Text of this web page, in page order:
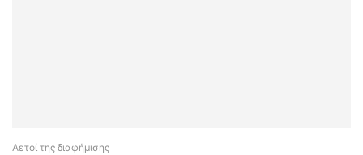
Αετοί της διαφήμισης